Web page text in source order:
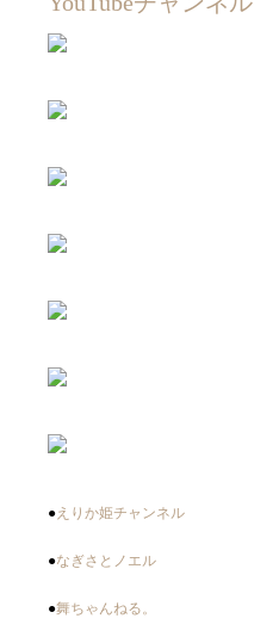
●えりか姫チャンネル
●なぎさとノエル
●舞ちゃんねる。